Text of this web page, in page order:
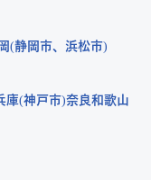
静岡市
浜松市
庫 神戸市 奈良和歌山